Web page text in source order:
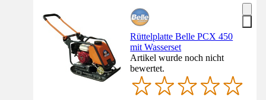
Rüttelplatte Belle PCX 450
mit Wasserset
Artikel wurde noch nicht
bewertet.